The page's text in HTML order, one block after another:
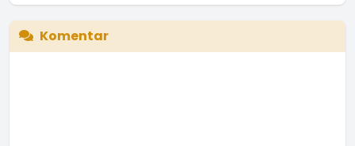
Komentar